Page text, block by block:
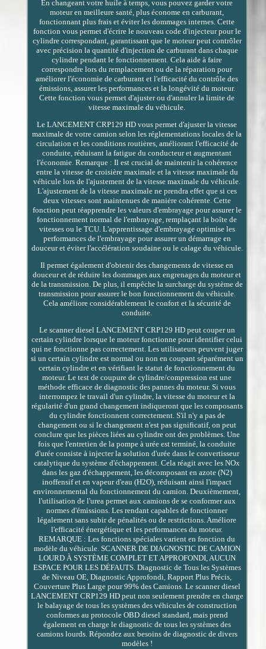
En changeant votre huile à temps, vous pouvez garder votre
moteur en meilleure santé, plus économe en carburant,
fonctionnant plus frais et éviter les dommages internes. Cette
fonction vous permet d'écrire le nouveau code d'injecteur pour le
cylindre correspondant, garantissant que le moteur peut contrôler
avec précision la quantité d'injection de carburant dans chaque
cylindre pendant le fonctionnement. Cela aide à faire
correspondre lors du remplacement ou de la réparation pour
améliorer l'économie de carburant et l'efficacité du contrôle des
émissions, assurer les performances et la longévité du moteur.
Cette fonction vous permet d'ajuster ou d'annuler la limite de
vitesse maximale du véhicule.
Le LANCEMENT CRP129 HD vous permet d'ajuster la vitesse
maximale de votre camion selon les réglementations locales de la
circulation et les conditions routières, améliorant l'efficacité de
conduite, réduisant la fatigue du conducteur et augmentant
l'économie. Remarque : Il est crucial de maintenir la cohérence
entre la vitesse de croisière maximale et la vitesse maximale du
véhicule lors de l'ajustement de la vitesse maximale du véhicule.
L'ajustement de la vitesse maximale ne prendra effet que si ces
deux vitesses sont maintenues de manière cohérente. Cette
fonction peut réapprendre les valeurs d'embrayage pour assurer le
fonctionnement normal de l'embrayage, remplaçant la boîte de
vitesses ou le TCU. L'apprentissage d'embrayage optimise les
performances de l'embrayage pour assurer un démarrage en
douceur et éviter l'accélération soudaine ou le calage du véhicule.
Il permet également d'obtenir des changements de vitesse en
douceur et de réduire les dommages aux engrenages du moteur et
de la transmission. De plus, il empêche la surcharge du système de
transmission pour assurer le bon fonctionnement du véhicule.
Cela améliore considérablement le confort et la sécurité de
conduite.
Le scanner diesel LANCEMENT CRP129 HD peut couper un
certain cylindre lorsque le moteur fonctionne pour identifier celui
qui ne fonctionne pas correctement. Les utilisateurs peuvent juger
si un certain cylindre est normal ou non en coupant séparément un
certain cylindre et en vérifiant le statut de fonctionnement du
moteur. Le test de coupure de cylindre/compression est une
méthode efficace de diagnostic des pannes du moteur. Si vous
interrompez le travail d'un cylindre, la vitesse du moteur et la
régularité d'un grand changement indiqueront que les composants
du cylindre fonctionnent correctement. S'il n'y a pas de
changement ou si le changement n'est pas significatif, on peut
conclure que les pièces liées au cylindre ont des problèmes. Une
fois que l'entretien de la pompe à urée est terminé, la conduite
d'urée consiste à injecter la solution d'urée dans le convertisseur
catalytique du système d'échappement. Cela réagit avec les NOx
dans les gaz d'échappement, les décomposant en azote (N2)
inoffensif et en vapeur d'eau (H2O), réduisant ainsi l'impact
environnemental du fonctionnement du camion. Deuxièmement,
l'utilisation de l'urea permet aux camions de se conformer aux
normes d'émissions. Les rendant capables de fonctionner
légalement sans subir de pénalités ou de restrictions. Améliore
l'efficacité énergétique et les performances du moteur.
REMARQUE : Les fonctions spéciales varient en fonction du
modèle du véhicule. SCANNER DE DIAGNOSTIC DE CAMION
LOURD À SYSTÈME COMPLET ET APPROFONDI, AUCUN
ESPACE POUR LES DÉFAUTS. Diagnostic de Tous les Systèmes
de Niveau OE, Diagnostic Approfondi, Rapport Plus Précis,
Couverture Plus Large pour 99% des Camions. Le scanner diesel
LANCEMENT CRP129 HD peut non seulement prendre en charge
le balayage de tous les systèmes des véhicules de construction
conformes au protocole OBD diesel standard, mais prend
également en charge le diagnostic de tous les systèmes des
camions lourds. Répondez aux besoins de diagnostic de divers
modèles !